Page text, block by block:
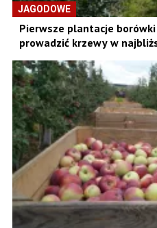
JAGODOWE
Pierwsze plantacje borówki
prowadzić krzewy w